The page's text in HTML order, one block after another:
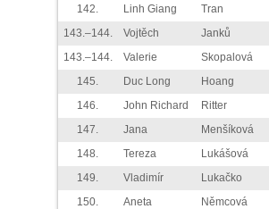
142.
Linh Giang Tran
143.–144.
Vojtěch Janků
143.–144.
Valerie Skopalová
145.
Duc Long Hoang
146.
John Richard Ritter
147.
Jana Menšíková
148.
Tereza Lukášová
149.
Vladimír Lukačko
150.
Aneta Němcová